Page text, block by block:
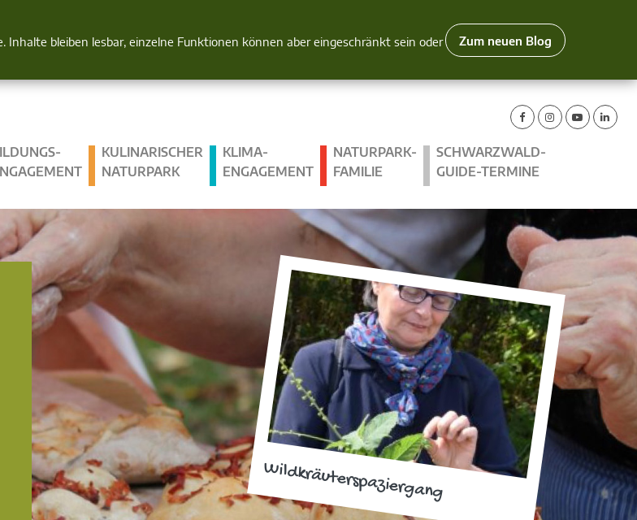
bleiben lesbar, einzelne Funktionen können aber eingeschränkt sein oder
Zum neuen Blog
Blick
KULINARISCHER
NATURPARK
KLIMA­
ENGAGEMENT
NATURPARK-
FAMILIE
SCHWARZWALD-
GUIDE-TERMINE
Wildkräuterspaziergang